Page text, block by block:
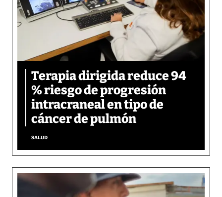
Terapia dirigida reduce 94
% riesgo de progresión
intracraneal en tipo de
cáncer de pulmón
SALUD